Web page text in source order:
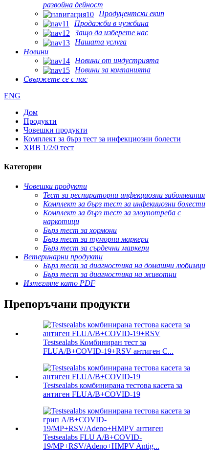
развойна дейност
Продуцентски екип
Продажби в чужбина
Защо да изберете нас
Нашата услуга
Новини
Новини от индустрията
Новини за компанията
Свържете се с нас
ENG
Дом
Продукти
Човешки продукти
Комплект за бърз тест за инфекциозни болести
ХИВ 1/2/0 тест
Категории
Човешки продукти
Тест за респираторни инфекциозни заболявания
Комплект за бърз тест за инфекциозни болести
Комплект за бърз тест за злоупотреба с
наркотици
Бърз тест за хормони
Бърз тест за туморни маркери
Бърз тест за сърдечни маркери
Ветеринарни продукти
Бърз тест за диагностика на домашни любимци
Бърз тест за диагностика на животни
Изтегляне като PDF
Препоръчани продукти
Testsealabs Комбиниран тест за
FLUA/B+COVID-19+RSV антиген C...
Testsealabs комбинирана тестова касета за
антиген FLUA/B+COVID-19
Testsealabs FLU A/B+COVID-
19/MP+RSV/Adeno+HMPV Antig...